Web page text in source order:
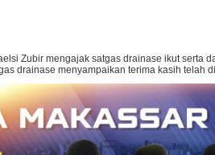
Zubir mengajak satgas drainase ikut serta
drainase menyampaikan terima kasih telah